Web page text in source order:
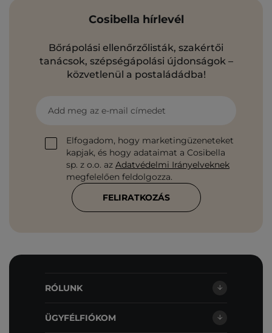
Cosibella hírlevél
Bőrápolási ellenőrzőlisták, szakértői
tanácsok, szépségápolási újdonságok –
közvetlenül a postaládádba!
Add meg az e-mail címedet
Elfogadom, hogy marketingüzeneteket
kapjak, és hogy adataimat a Cosibella
sp. z o.o. az Adatvédelmi Irányelveknek
megfelelően feldolgozza.
FELIRATKOZÁS
RÓLUNK
ÜGYFÉLFIÓKOM